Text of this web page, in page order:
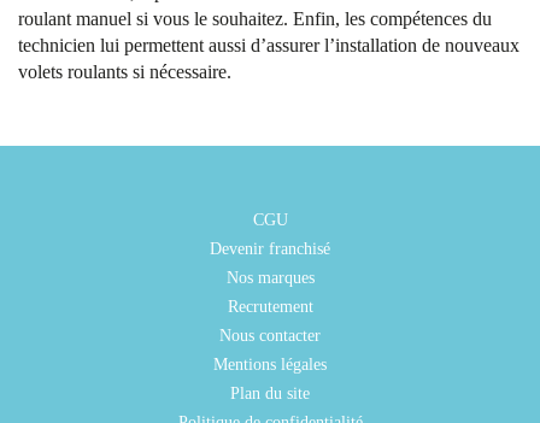
roulant manuel si vous le souhaitez. Enfin, les compétences du
technicien lui permettent aussi d’assurer l’installation de nouveaux
volets roulants si nécessaire.
CGU
Devenir franchisé
Nos marques
Recrutement
Nous contacter
Mentions légales
Plan du site